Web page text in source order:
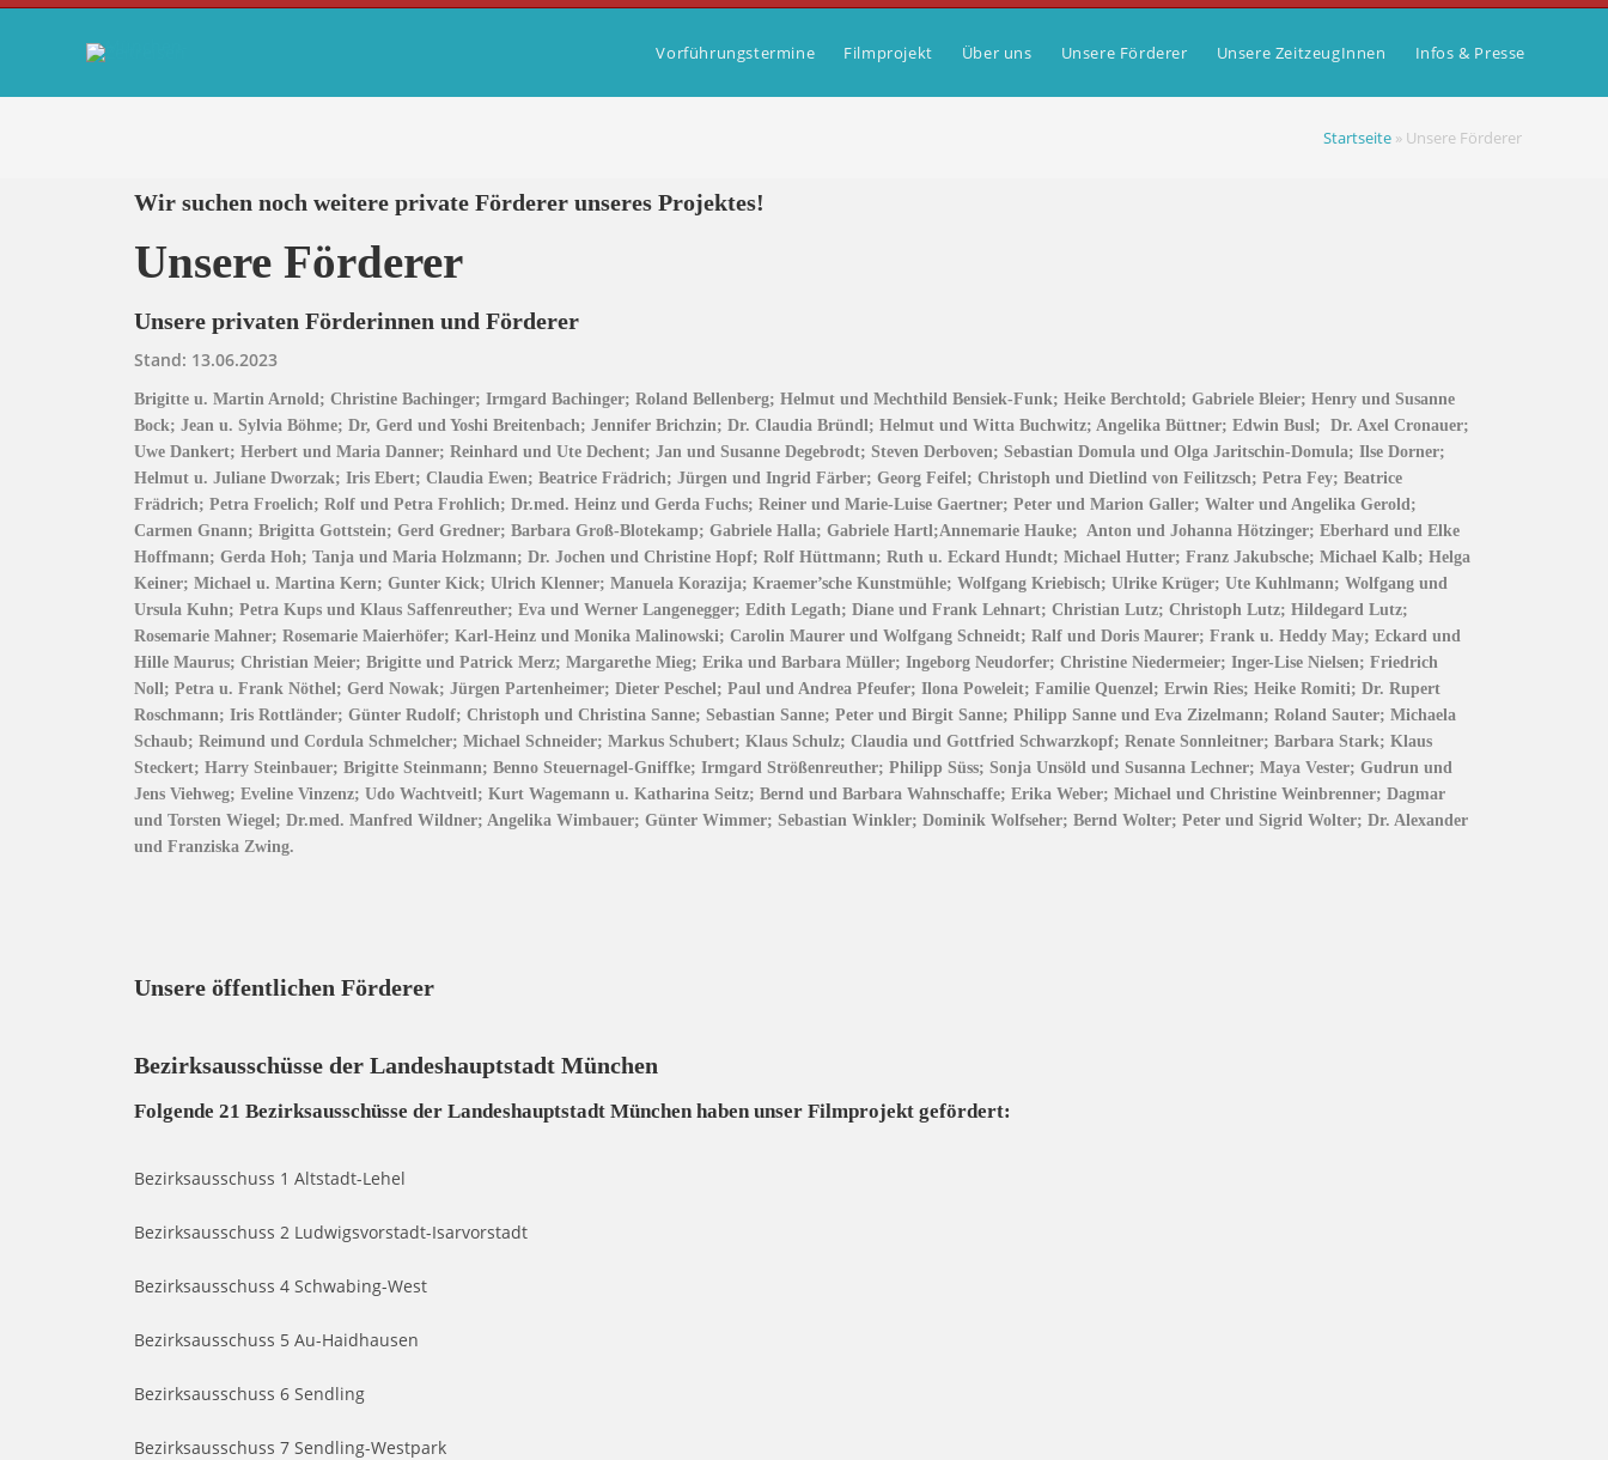
Vorführungstermine Filmprojekt Über uns Unsere Förderer Unsere ZeitzeugInnen Infos & Presse
Startseite » Unsere Förderer
Wir suchen noch weitere private Förderer unseres Projektes!
Unsere Förderer
Unsere privaten Förderinnen und Förderer
Stand: 13.06.2023
Brigitte u. Martin Arnold; Christine Bachinger; Irmgard Bachinger; Roland Bellenberg; Helmut und Mechthild Bensiek-Funk; Heike Berchtold; Gabriele Bleier; Henry und Susanne
Bock; Jean u. Sylvia Böhme; Dr, Gerd und Yoshi Breitenbach; Jennifer Brichzin; Dr. Claudia Bründl; Helmut und Witta Buchwitz; Angelika Büttner; Edwin Busl; Dr. Axel Cronauer;
Uwe Dankert; Herbert und Maria Danner; Reinhard und Ute Dechent; Jan und Susanne Degebrodt; Steven Derboven; Sebastian Domula und Olga Jaritschin-Domula; Ilse Dorner;
Helmut u. Juliane Dworzak; Iris Ebert; Claudia Ewen; Beatrice Frädrich; Jürgen und Ingrid Färber; Georg Feifel; Christoph und Dietlind von Feilitzsch; Petra Fey; Beatrice
Frädrich; Petra Froelich; Rolf und Petra Frohlich; Dr.med. Heinz und Gerda Fuchs; Reiner und Marie-Luise Gaertner; Peter und Marion Galler; Walter und Angelika Gerold;
Carmen Gnann; Brigitta Gottstein; Gerd Gredner; Barbara Groß-Blotekamp; Gabriele Halla; Gabriele Hartl;Annemarie Hauke; Anton und Johanna Hötzinger; Eberhard und Elke
Hoffmann; Gerda Hoh; Tanja und Maria Holzmann; Dr. Jochen und Christine Hopf; Rolf Hüttmann; Ruth u. Eckard Hundt; Michael Hutter; Franz Jakubsche; Michael Kalb; Helga
Keiner; Michael u. Martina Kern; Gunter Kick; Ulrich Klenner; Manuela Korazija; Kraemer’sche Kunstmühle; Wolfgang Kriebisch; Ulrike Krüger; Ute Kuhlmann; Wolfgang und
Ursula Kuhn; Petra Kups und Klaus Saffenreuther; Eva und Werner Langenegger; Edith Legath; Diane und Frank Lehnart; Christian Lutz; Christoph Lutz; Hildegard Lutz;
Rosemarie Mahner; Rosemarie Maierhöfer; Karl-Heinz und Monika Malinowski; Carolin Maurer und Wolfgang Schneidt; Ralf und Doris Maurer; Frank u. Heddy May; Eckard und
Hille Maurus; Christian Meier; Brigitte und Patrick Merz; Margarethe Mieg; Erika und Barbara Müller; Ingeborg Neudorfer; Christine Niedermeier; Inger-Lise Nielsen; Friedrich
Noll; Petra u. Frank Nöthel; Gerd Nowak; Jürgen Partenheimer; Dieter Peschel; Paul und Andrea Pfeufer; Ilona Poweleit; Familie Quenzel; Erwin Ries; Heike Romiti; Dr. Rupert
Roschmann; Iris Rottländer; Günter Rudolf; Christoph und Christina Sanne; Sebastian Sanne; Peter und Birgit Sanne; Philipp Sanne und Eva Zizelmann; Roland Sauter; Michaela
Schaub; Reimund und Cordula Schmelcher; Michael Schneider; Markus Schubert; Klaus Schulz; Claudia und Gottfried Schwarzkopf; Renate Sonnleitner; Barbara Stark; Klaus
Steckert; Harry Steinbauer; Brigitte Steinmann; Benno Steuernagel-Gniffke; Irmgard Strößenreuther; Philipp Süss; Sonja Unsöld und Susanna Lechner; Maya Vester; Gudrun und
Jens Viehweg; Eveline Vinzenz; Udo Wachtveitl; Kurt Wagemann u. Katharina Seitz; Bernd und Barbara Wahnschaffe; Erika Weber; Michael und Christine Weinbrenner; Dagmar
und Torsten Wiegel; Dr.med. Manfred Wildner; Angelika Wimbauer; Günter Wimmer; Sebastian Winkler; Dominik Wolfseher; Bernd Wolter; Peter und Sigrid Wolter; Dr. Alexander
und Franziska Zwing.
Unsere öffentlichen Förderer
Bezirksausschüsse der Landeshauptstadt München
Folgende 21 Bezirksausschüsse der Landeshauptstadt München haben unser Filmprojekt gefördert:
Bezirksausschuss 1 Altstadt-Lehel
Bezirksausschuss 2 Ludwigsvorstadt-Isarvorstadt
Bezirksausschuss 4 Schwabing-West
Bezirksausschuss 5 Au-Haidhausen
Bezirksausschuss 6 Sendling
Bezirksausschuss 7 Sendling-Westpark